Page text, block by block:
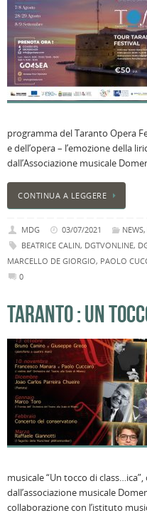
programma del Taranto Opera
e dell’opera – l’emozione della
dall’Associazione musicale
CONTINUA A LEGGERE
MDG 03/07/2021 NEWS,
BEATRICE CALIN, DGTVONLINE,
MARCELLO DE GIORGIO, PAOLO
0
TARANTO : UN
musicale “Un tocco di
dall’associazione musicale
collaborazione con l’istituto